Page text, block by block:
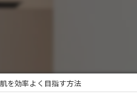
を効率よく目指す方法